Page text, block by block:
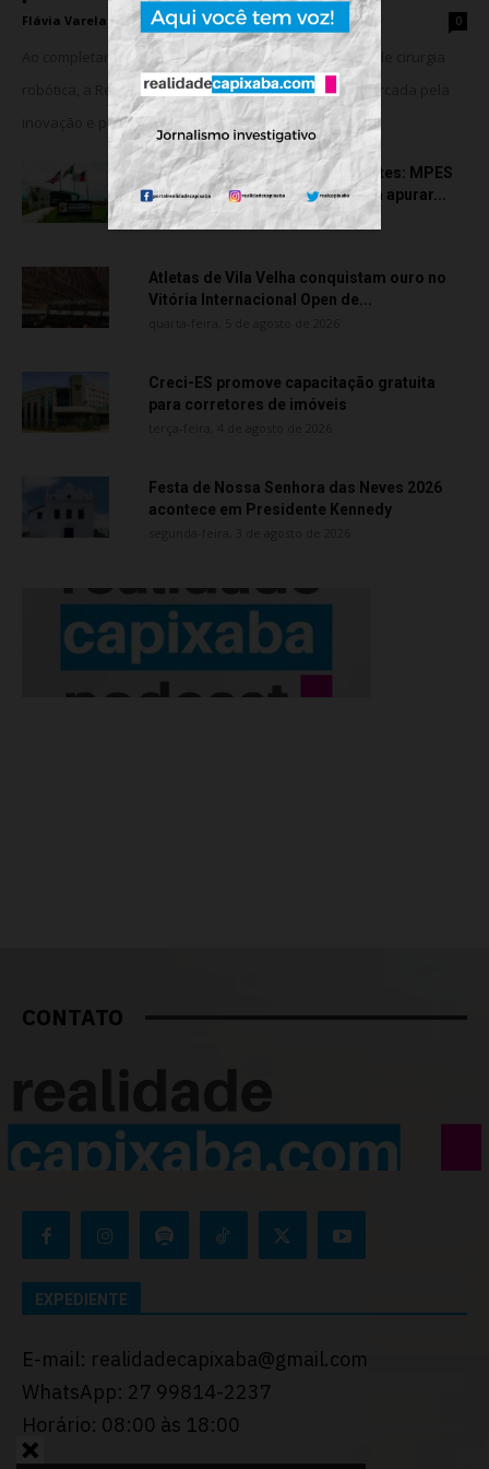
Flávia Varela - quinta-feira, 6 de agosto de 2026 0
Ao completar seis anos da implantação do programa de cirurgia
robótica, a Rede Meridional celebra uma trajetória marcada pela
inovação e pela consolidação da...
Transporte particular de pacientes: MPES
aciona Câmara de Anchieta para apurar...
quarta-feira, 5 de agosto de 2026
Atletas de Vila Velha conquistam ouro no
Vitória Internacional Open de...
Creci-ES promove capacitação gratuita
para corretores de imóveis
Festa de Nossa Senhora das Neves 2026
acontece em Presidente Kennedy
CONTATO
EXPEDIENTE
E-mail: realidadecapixaba@gmail.com
WhatsApp: 27 99814-2237
Horário: 08:00 às 18:00